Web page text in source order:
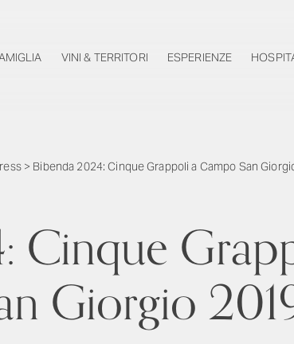
VINI & TERRITORI ESPERIENZE
> Bibenda 2024: Cinque Grappoli a Campo San
Cinque
Giorgio